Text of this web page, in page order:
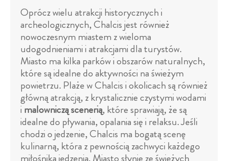
Oprócz wielu atrakcji historycznych i
archeologicznych, Chalcis jest również
nowoczesnym miastem z wieloma
udogodnieniami i atrakcjami dla turystów.
Miasto ma kilka parków i obszarów naturalnych,
które są idealne do aktywności na świeżym
powietrzu. Plaże w Chalcis i okolicach są również
główną atrakcją, z krystalicznie czystymi wodami
i malowniczą scenerią, które sprawiają, że są
idealne do pływania, opalania się i relaksu. Jeśli
chodzi o jedzenie, Chalcis ma bogatą scenę
kulinarną, która z pewnością zachwyci każdego